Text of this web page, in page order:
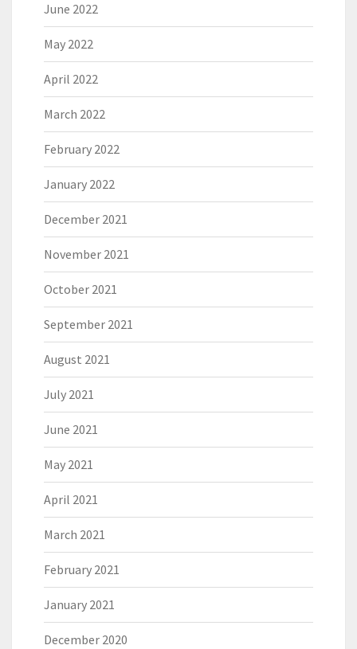
June 2022
May 2022
April 2022
March 2022
February 2022
January 2022
December 2021
November 2021
October 2021
September 2021
August 2021
July 2021
June 2021
May 2021
April 2021
March 2021
February 2021
January 2021
December 2020